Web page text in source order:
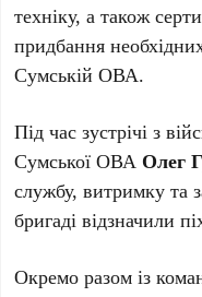
техніку, а також
придбання
Сумській ОВА.
Під час зустрічі з
Сумської ОВА Олег
службу, витримку та
бригаді відзначили
Окремо разом із